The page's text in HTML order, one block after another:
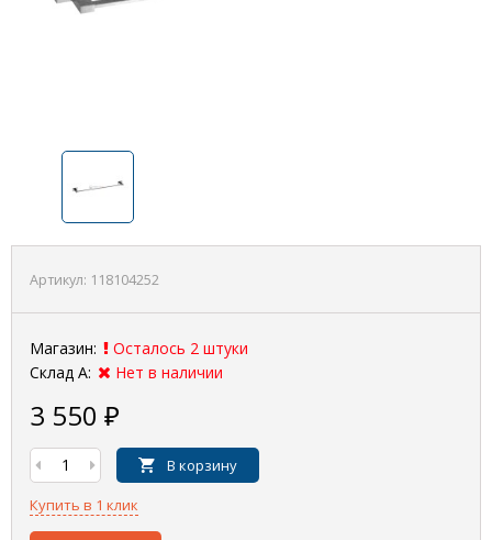
Артикул: 118104252
Магазин:
Осталось 2 штуки
Склад А:
Нет в наличии
3 550 ₽
В корзину
Купить в 1 клик